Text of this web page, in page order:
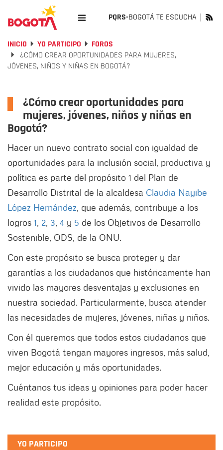
PQRS-BOGOTÁ TE ESCUCHA
INICIO YO PARTICIPO
FOROS
¿CÓMO CREAR OPORTUNIDADES PARA MUJERES,
JÓVENES, NIÑOS Y NIÑAS EN BOGOTÁ?
¿Cómo crear oportunidades para
mujeres, jóvenes, niños y niñas en
Bogotá?
Hacer un nuevo contrato social con igualdad de
oportunidades para la inclusión social, productiva y
política es parte del propósito 1 del Plan de
Desarrollo Distrital de la alcaldesa Claudia Nayibe
López Hernández , que además, contribuye a los
logros 1 2 3 4 y 5 de los Objetivos de Desarrollo
Sostenible, ODS, de la ONU.
Con este propósito se busca proteger y dar
garantías a los ciudadanos que históricamente han
vivido las mayores desventajas y exclusiones en
nuestra sociedad. Particularmente, busca atender
las necesidades de mujeres, jóvenes, niñas y niños.
Con él queremos que todos estos ciudadanos que
viven Bogotá tengan mayores ingresos, más salud,
mejor educación y más oportunidades.
Cuéntanos tus ideas y opiniones para poder hacer
realidad este propósito.
YO PARTICIPO